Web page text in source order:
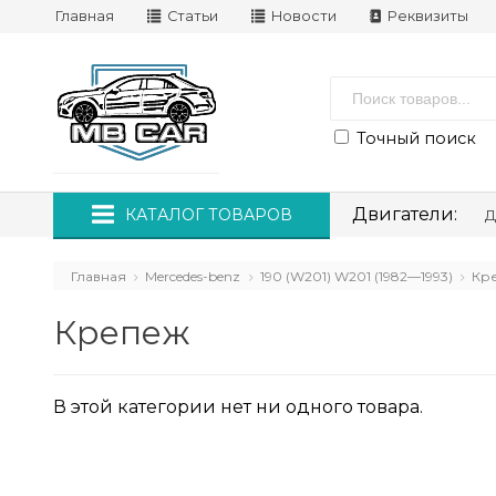
Главная Статьи Новости Реквизиты
Точный поиск
КАТАЛОГ ТОВАРОВ Двигатели:
Главная Mercedes-benz 190 (W201) W201 (1982—1993)
Крепеж
В этой категории нет ни одного товара.